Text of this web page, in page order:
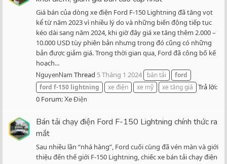
Giá bán của dòng xe điện Ford F-150 Lightning đã tăng vọt
kể từ năm 2023 vì nhiều lý do và những biến động tiếp tục
kéo dài sang năm 2024, khi giờ đây giá xe tăng thêm 2.000 –
10.000 USD tùy phiên bản nhưng trong đó cũng có những
bản được giảm giá. Trong thời gian qua, Ford đã công bố kế
hoạch...
NguyenNam Thread 5 Tháng 1 2024 bán tải
ford
ford f-150 lightning xe điện xe mỹ xe tăng giá
Trả lời:
0 Forum:Xe Điện
Bán tải chạy điện Ford F-150 Lightning chính thức ra
mắt
Sau nhiều lần “nhá hàng”, Ford cuối cùng đã vén màn và giới
thiệu đến thế giới F-150 Lightning, chiếc xe bán tải chạy điện